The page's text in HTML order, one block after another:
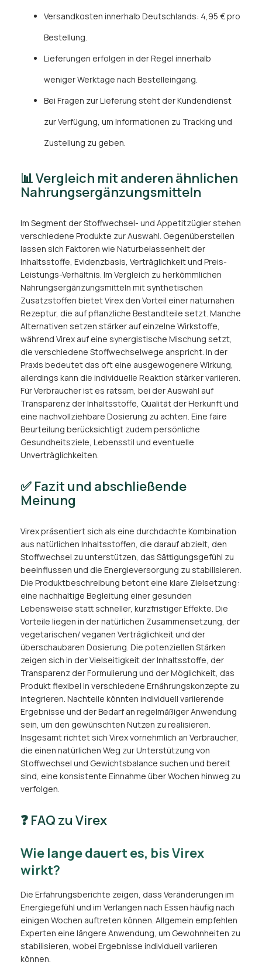
Versandkosten innerhalb Deutschlands: 4,95 € pro
Bestellung.
Lieferungen erfolgen in der Regel innerhalb
weniger Werktage nach Bestelleingang.
Bei Fragen zur Lieferung steht der Kundendienst
zur Verfügung, um Informationen zu Tracking und
Zustellung zu geben.
📊 Vergleich mit anderen ähnlichen
Nahrungsergänzungsmitteln
Im Segment der Stoffwechsel- und Appetitzügler stehen
verschiedene Produkte zur Auswahl. Gegenüberstellen
lassen sich Faktoren wie Naturbelassenheit der
Inhaltsstoffe, Evidenzbasis, Verträglichkeit und Preis-
Leistungs-Verhältnis. Im Vergleich zu herkömmlichen
Nahrungsergänzungsmitteln mit synthetischen
Zusatzstoffen bietet Virex den Vorteil einer naturnahen
Rezeptur, die auf pflanzliche Bestandteile setzt. Manche
Alternativen setzen stärker auf einzelne Wirkstoffe,
während Virex auf eine synergistische Mischung setzt,
die verschiedene Stoffwechselwege anspricht. In der
Praxis bedeutet das oft eine ausgewogenere Wirkung,
allerdings kann die individuelle Reaktion stärker variieren.
Für Verbraucher ist es ratsam, bei der Auswahl auf
Transparenz der Inhaltsstoffe, Qualität der Herkunft und
eine nachvollziehbare Dosierung zu achten. Eine faire
Beurteilung berücksichtigt zudem persönliche
Gesundheitsziele, Lebensstil und eventuelle
Unverträglichkeiten.
✅ Fazit und abschließende
Meinung
Virex präsentiert sich als eine durchdachte Kombination
aus natürlichen Inhaltsstoffen, die darauf abzielt, den
Stoffwechsel zu unterstützen, das Sättigungsgefühl zu
beeinflussen und die Energieversorgung zu stabilisieren.
Die Produktbeschreibung betont eine klare Zielsetzung:
eine nachhaltige Begleitung einer gesunden
Lebensweise statt schneller, kurzfristiger Effekte. Die
Vorteile liegen in der natürlichen Zusammensetzung, der
vegetarischen/ veganen Verträglichkeit und der
überschaubaren Dosierung. Die potenziellen Stärken
zeigen sich in der Vielseitigkeit der Inhaltsstoffe, der
Transparenz der Formulierung und der Möglichkeit, das
Produkt flexibel in verschiedene Ernährungskonzepte zu
integrieren. Nachteile könnten individuell variierende
Ergebnisse und der Bedarf an regelmäßiger Anwendung
sein, um den gewünschten Nutzen zu realisieren.
Insgesamt richtet sich Virex vornehmlich an Verbraucher,
die einen natürlichen Weg zur Unterstützung von
Stoffwechsel und Gewichtsbalance suchen und bereit
sind, eine konsistente Einnahme über Wochen hinweg zu
verfolgen.
❓ FAQ zu Virex
Wie lange dauert es, bis Virex
wirkt?
Die Erfahrungsberichte zeigen, dass Veränderungen im
Energiegefühl und im Verlangen nach Essen häufig nach
einigen Wochen auftreten können. Allgemein empfehlen
Experten eine längere Anwendung, um Gewohnheiten zu
stabilisieren, wobei Ergebnisse individuell variieren
können.